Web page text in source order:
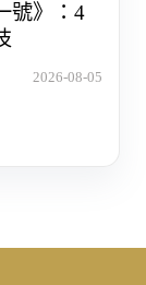
號》：4
2026-08-05